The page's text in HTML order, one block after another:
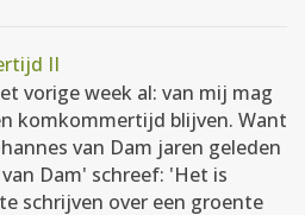
II
vorige week al: van mij mag
komkommertijd blijven. Want
van Dam jaren geleden
Dam' schreef: 'Het is
schrijven over een groente